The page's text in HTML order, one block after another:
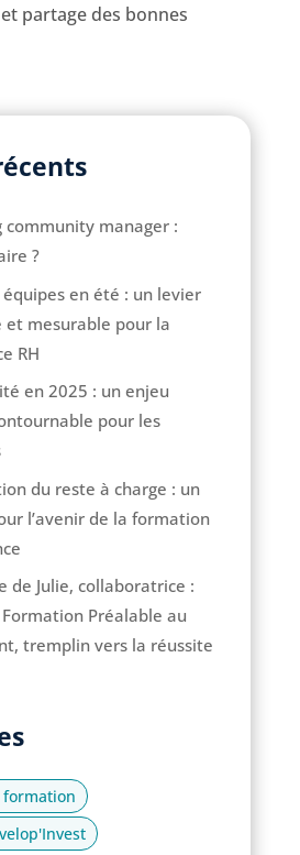
partage des bonnes
community manager :
?
équipes en été : un levier
et mesurable pour la
RH
en 2025 : un enjeu
pour les
du reste à charge : un
l’avenir de la formation
de Julie, collaboratrice :
Formation Préalable au
tremplin vers la réussite